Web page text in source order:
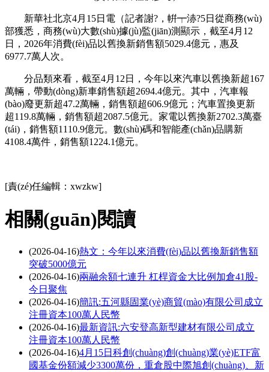
新華社北京4月15日電（記者謝?，帲┯浾?5日從商務(wù)
部獲悉，商務(wù)大數(shù)據(jù)監(jiān)測顯示，截至4月12
日，2026年消費(fèi)品以舊換新銷售額5029.4億元，惠及
6977.7萬人次。
分品類來看，截至4月12日，今年以來汽車以舊換新超167
萬輛，帶動(dòng)新車銷售額超2694.4億元。其中，汽車報
(bào)廢更新超47.2萬輛，銷售額超606.9億元；汽車置換更新
超119.8萬輛，銷售額超2087.5億元。家電以舊換新2702.3萬臺
(tái)，銷售額1110.9億元。數(shù)碼和智能產(chǎn)品購新
4108.4萬件，銷售額1224.1億元。
[責(zé)任編輯：xwzkw]
相關(guān)閱讀
(2026-04-16)熱文：今年以來消費(fèi)品以舊換新銷售額
突破5000億元
(2026-04-16)兩融余額七連升 杠桿資金大比例加倉41股-
今日聚焦
(2026-04-16)簡訊:五河縣固業(yè)商貿(mào)有限公司成立
注冊資本100萬人民幣
(2026-04-16)最新資訊:六安登高新型建材有限公司成立
注冊資本100萬人民幣
(2026-04-16)4月15日科創(chuàng)創(chuàng)業(yè)ETF富
國基金份額減少3300萬份，重倉股中際旭創(chuàng)、新